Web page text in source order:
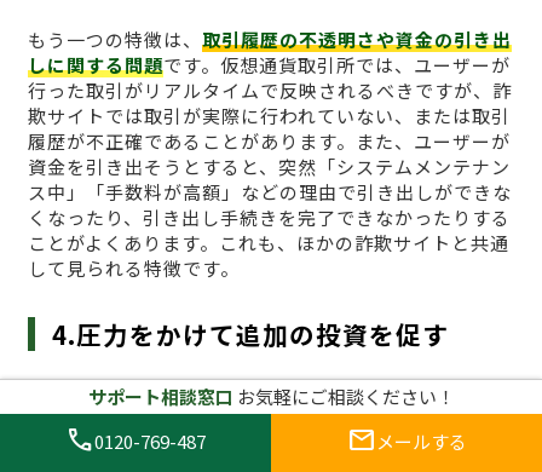
もう一つの特徴は、 取引履歴の不透明さや資金の引き出
しに関する問題です。仮想通貨取引所では、ユーザーが
行った取引がリアルタイムで反映されるべきですが、詐
欺サイトでは取引が実際に行われていない、または取引
履歴が不正確であることがあります。また、ユーザーが
資金を引き出そうとすると、突然「システムメンテナン
ス中」「手数料が高額」などの理由で引き出しができな
くなったり、引き出し手続きを完了できなかったりする
ことがよくあります。これも、ほかの詐欺サイトと共通
して見られる特徴です。
4.圧力をかけて追加の投資を促す
多くの詐欺サイトでは、ユーザーが初めて投資した後、
さらに多くの資金を追加するように圧力をかけてくる
とがあります。InternationalHoldings（trade.w-
サポート相談窓口 お気軽にご相談ください！
call0120-769-487 mail メールする